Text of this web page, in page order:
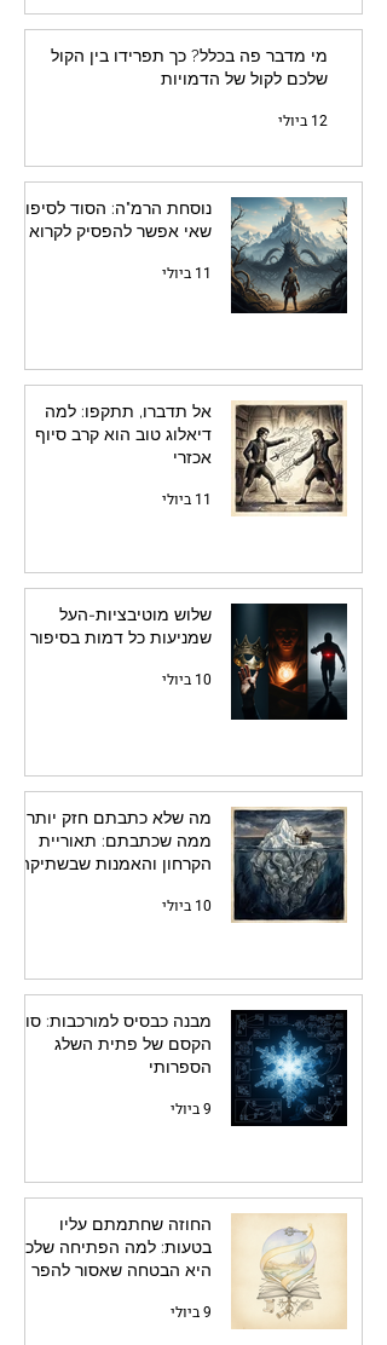
מי מדבר פה בכלל? כך תפרידו בין הקול
שלכם לקול של הדמויות
12 ביולי
נוסחת הרמ"ה: הסוד לסיפור
שאי אפשר להפסיק לקרוא
11 ביולי
אל תדברו, תתקפו: למה
דיאלוג טוב הוא קרב סיוף
אכזרי
11 ביולי
שלוש מוטיבציות-העל
שמניעות כל דמות בסיפור
10 ביולי
מה שלא כתבתם חזק יותר
ממה שכתבתם: תאוריית
הקרחון והאמנות שבשתיקה
10 ביולי
מבנה כבסיס למורכבות: סוד
הקסם של פתית השלג
הספרותי
9 ביולי
החוזה שחתמתם עליו
בטעות: למה הפתיחה שלכם
היא הבטחה שאסור להפר
9 ביולי